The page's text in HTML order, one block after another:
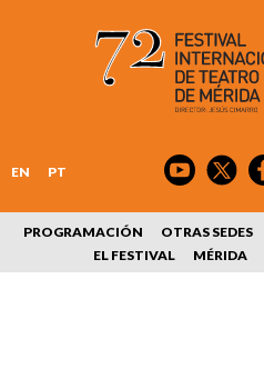
EN PT
PROGRAMACIÓN OTRAS SEDES
EL FESTIVAL
MÉRIDA